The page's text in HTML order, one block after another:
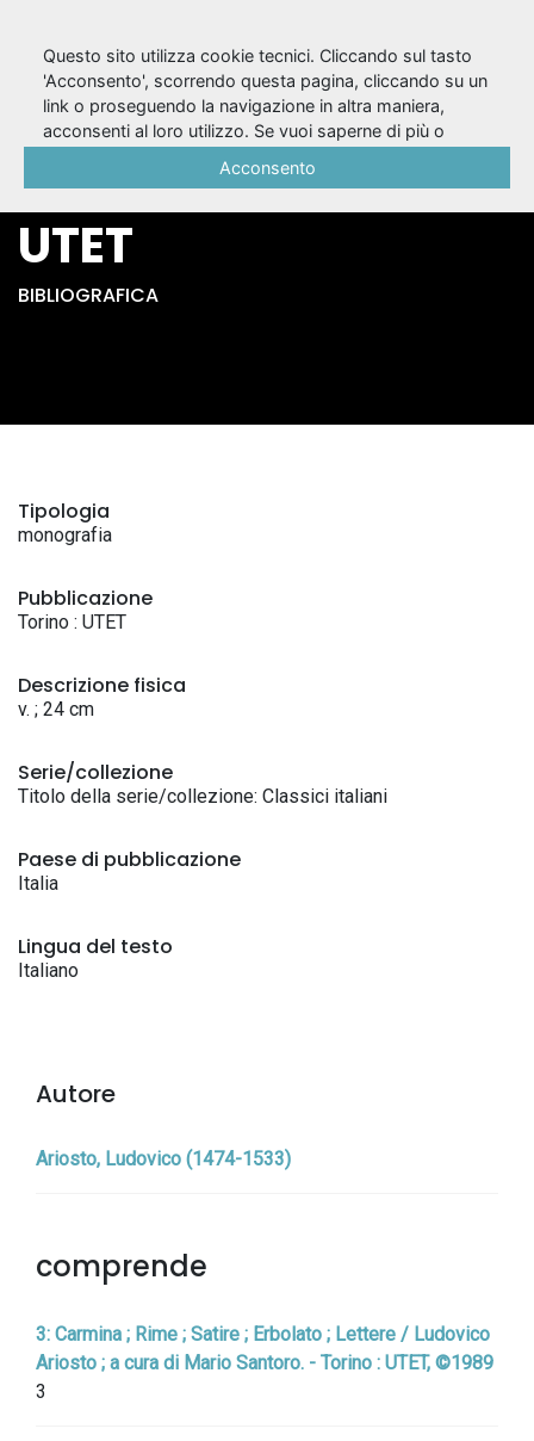
Opere di Ludovico
Ariosto. - Torino :
UTET
BIBLIOGRAFICA
Tipologia
monografia
Pubblicazione
Torino : UTET
Descrizione fisica
v. ; 24 cm
Serie/collezione
Titolo della serie/collezione: Classici italiani
Paese di pubblicazione
Italia
Lingua del testo
Italiano
Autore
Ariosto, Ludovico (1474-1533)
comprende
3: Carmina ; Rime ; Satire ; Erbolato ; Lettere / Ludovico
Ariosto ; a cura di Mario Santoro. - Torino : UTET, ©1989
3
Questo sito utilizza cookie tecnici. Cliccando sul tasto
'Acconsento', scorrendo questa pagina, cliccando su un
link o proseguendo la navigazione in altra maniera,
acconsenti al loro utilizzo. Se vuoi saperne di più o
Acconsento